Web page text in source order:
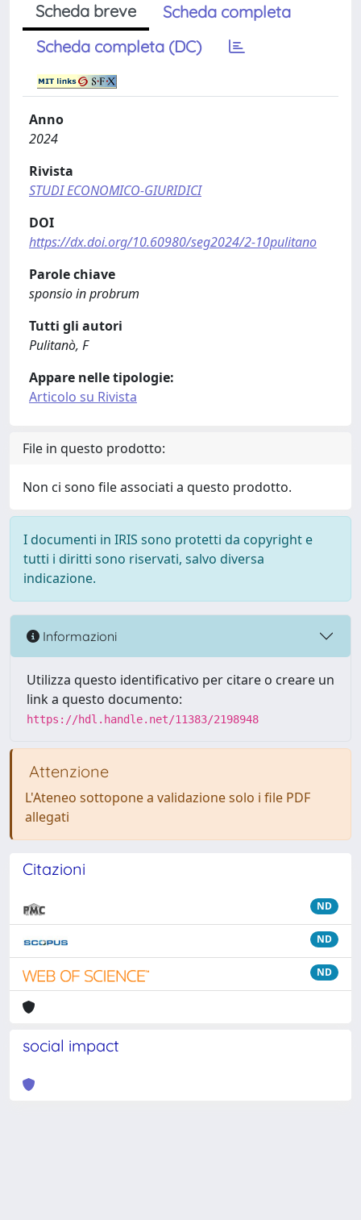
Scheda breve
Scheda completa
Scheda completa (DC)
Anno
2024
Rivista
STUDI ECONOMICO-GIURIDICI
DOI
https://dx.doi.org/10.60980/seg2024/2-10pulitano
Parole chiave
sponsio in probrum
Tutti gli autori
Pulitanò, F
Appare nelle tipologie:
Articolo su Rivista
File in questo prodotto:
Non ci sono file associati a questo prodotto.
I documenti in IRIS sono protetti da copyright e
tutti i diritti sono riservati, salvo diversa
indicazione.
Informazioni
Utilizza questo identificativo per citare o creare un
link a questo documento:
https://hdl.handle.net/11383/2198948
Attenzione
L'Ateneo sottopone a validazione solo i file PDF
allegati
Citazioni
ND
ND
ND
social impact